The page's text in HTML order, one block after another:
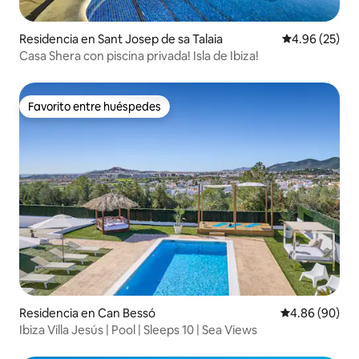
Residencia en Sant Josep de sa Talaia Calificación
4.96 (25)
Casa Shera con piscina privada! Isla de Ibiza!
Favorito entre huéspedes
Favorito entre huéspedes
Residencia en Can Bessó Calificación
4.86 (90)
Ibiza Villa Jesús | Pool | Sleeps 10 | Sea Views